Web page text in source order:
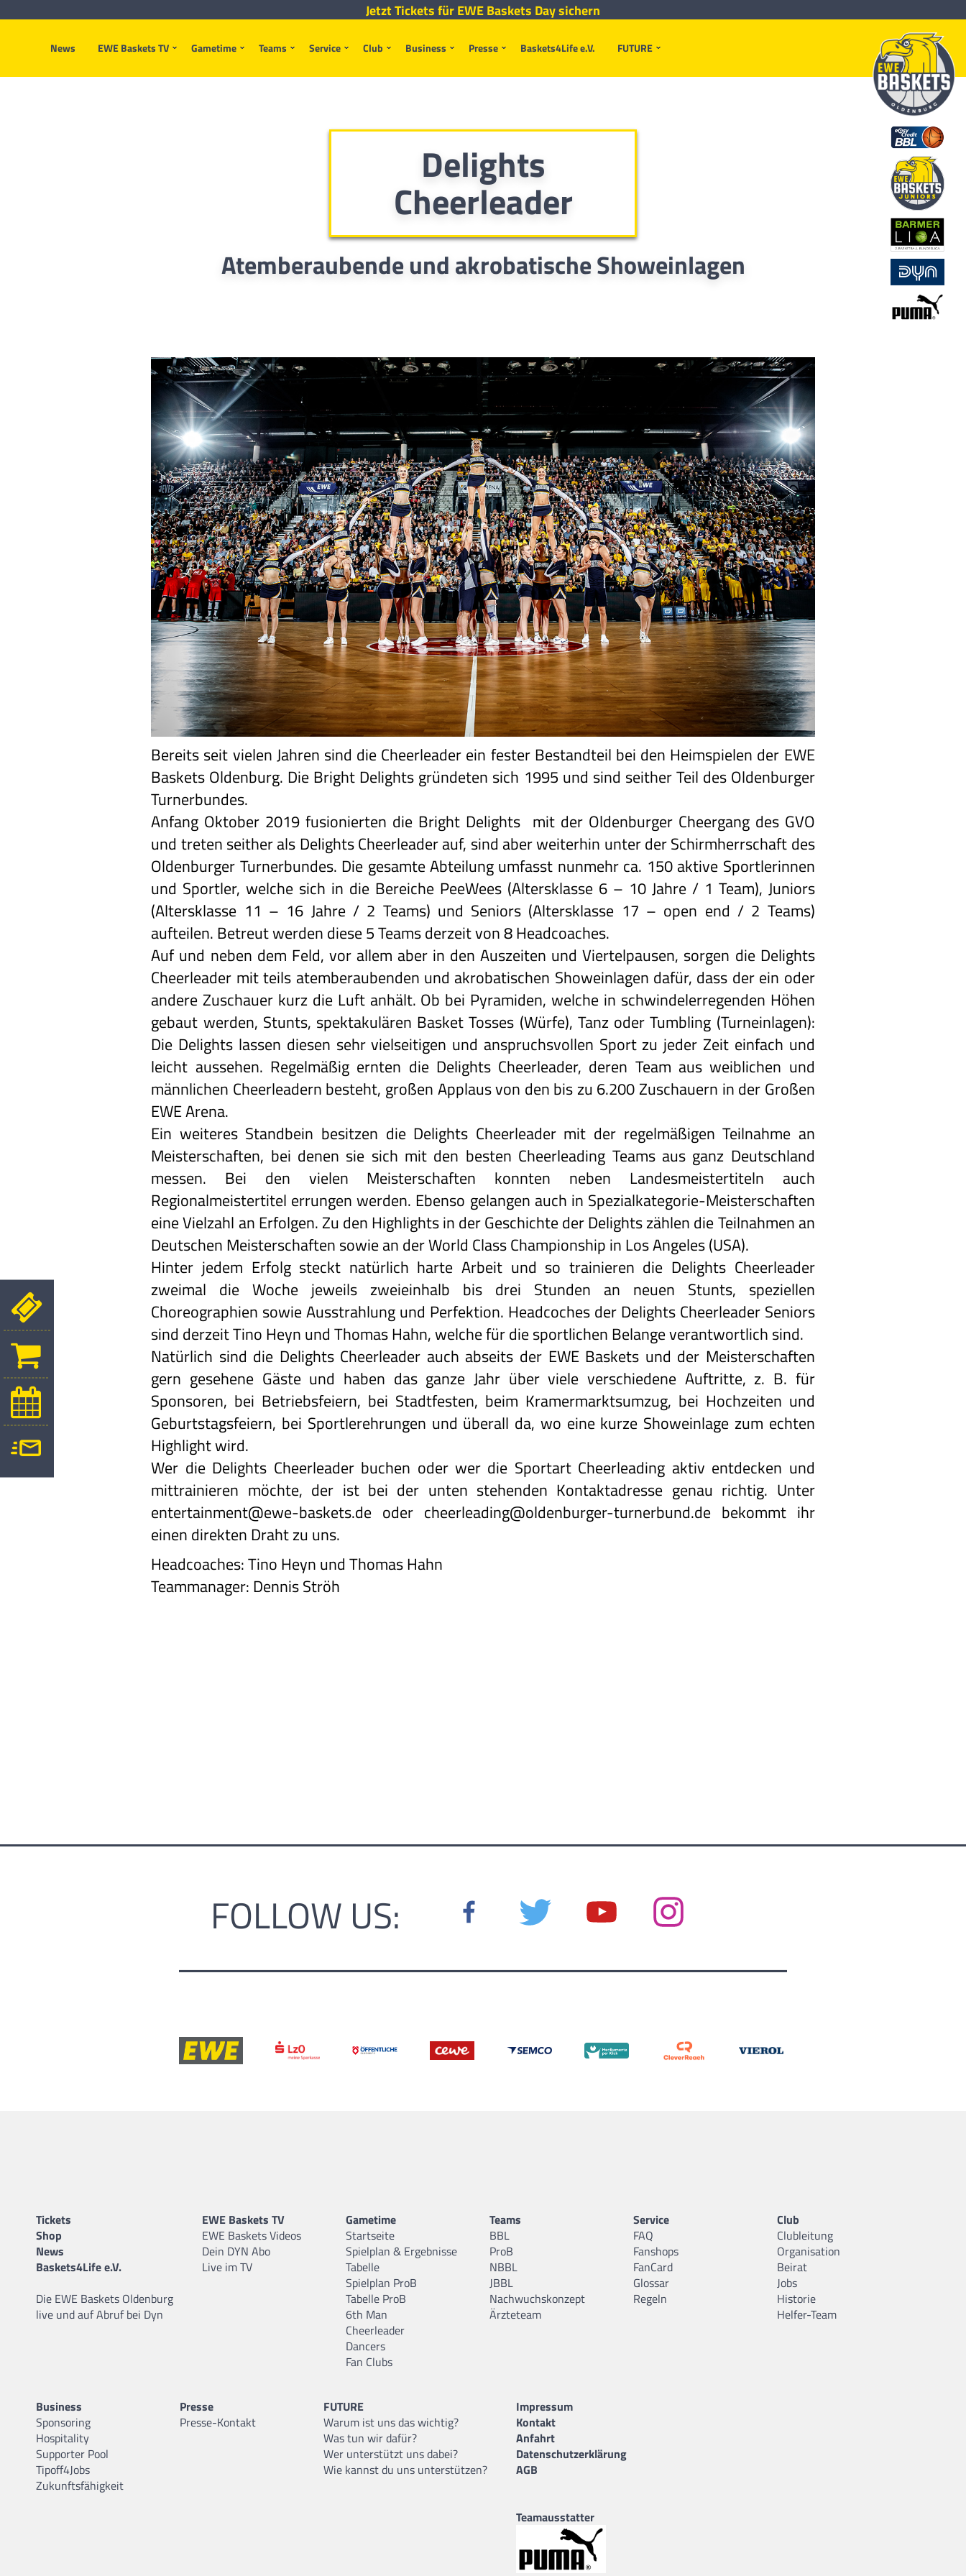
News EWE Baskets TV Gametime Teams Service Club Business Presse Baskets4Life e.V. FUTURE
Jetzt Tickets für EWE Baskets Day sichern
Delights
Cheerleader
Atemberaubende und akrobatische Showeinlagen
Bereits seit vielen Jahren sind die Cheerleader ein fester Bestandteil bei den Heimspielen der EWE
Baskets Oldenburg. Die Bright Delights gründeten sich 1995 und sind seither Teil des Oldenburger
Turnerbundes.
Anfang Oktober 2019 fusionierten die Bright Delights mit der Oldenburger Cheergang des GVO
und treten seither als Delights Cheerleader auf, sind aber weiterhin unter der Schirmherrschaft des
Oldenburger Turnerbundes. Die gesamte Abteilung umfasst nunmehr ca. 150 aktive Sportlerinnen
und Sportler, welche sich in die Bereiche PeeWees (Altersklasse 6 – 10 Jahre / 1 Team), Juniors
(Altersklasse 11 – 16 Jahre / 2 Teams) und Seniors (Altersklasse 17 – open end / 2 Teams)
aufteilen. Betreut werden diese 5 Teams derzeit von 8 Headcoaches.
Auf und neben dem Feld, vor allem aber in den Auszeiten und Viertelpausen, sorgen die Delights
Cheerleader mit teils atemberaubenden und akrobatischen Showeinlagen dafür, dass der ein oder
andere Zuschauer kurz die Luft anhält. Ob bei Pyramiden, welche in schwindelerregenden Höhen
gebaut werden, Stunts, spektakulären Basket Tosses (Würfe), Tanz oder Tumbling (Turneinlagen):
Die Delights lassen diesen sehr vielseitigen und anspruchsvollen Sport zu jeder Zeit einfach und
leicht aussehen. Regelmäßig ernten die Delights Cheerleader, deren Team aus weiblichen und
männlichen Cheerleadern besteht, großen Applaus von den bis zu 6.200 Zuschauern in der Großen
EWE Arena.
Ein weiteres Standbein besitzen die Delights Cheerleader mit der regelmäßigen Teilnahme an
Meisterschaften, bei denen sie sich mit den besten Cheerleading Teams aus ganz Deutschland
messen. Bei den vielen Meisterschaften konnten neben Landesmeistertiteln auch
Regionalmeistertitel errungen werden. Ebenso gelangen auch in Spezialkategorie-Meisterschaften
eine Vielzahl an Erfolgen. Zu den Highlights in der Geschichte der Delights zählen die Teilnahmen an
Deutschen Meisterschaften sowie an der World Class Championship in Los Angeles (USA).
Hinter jedem Erfolg steckt natürlich harte Arbeit und so trainieren die Delights Cheerleader
zweimal die Woche jeweils zweieinhalb bis drei Stunden an neuen Stunts, speziellen
Choreographien sowie Ausstrahlung und Perfektion. Headcoches der Delights Cheerleader Seniors
sind derzeit Tino Heyn und Thomas Hahn, welche für die sportlichen Belange verantwortlich sind.
Natürlich sind die Delights Cheerleader auch abseits der EWE Baskets und der Meisterschaften
gern gesehene Gäste und haben das ganze Jahr über viele verschiedene Auftritte, z. B. für
Sponsoren, bei Betriebsfeiern, bei Stadtfesten, beim Kramermarktsumzug, bei Hochzeiten und
Geburtstagsfeiern, bei Sportlerehrungen und überall da, wo eine kurze Showeinlage zum echten
Highlight wird.
Wer die Delights Cheerleader buchen oder wer die Sportart Cheerleading aktiv entdecken und
mittrainieren möchte, der ist bei der unten stehenden Kontaktadresse genau richtig. Unter
entertainment@ewe-baskets.de oder cheerleading@oldenburger-turnerbund.de bekommt ihr
einen direkten Draht zu uns.
Headcoaches: Tino Heyn und Thomas Hahn
Teammanager: Dennis Ströh
FOLLOW US:
Tickets
Shop
News
Baskets4Life e.V.
Die EWE Baskets Oldenburg
live und auf Abruf bei Dyn
EWE Baskets TV
EWE Baskets Videos
Dein DYN Abo
Live im TV
Gametime
Startseite
Spielplan & Ergebnisse
Tabelle
Spielplan ProB
Tabelle ProB
6th Man
Cheerleader
Dancers
Fan Clubs
Teams
BBL
ProB
NBBL
JBBL
Nachwuchskonzept
Ärzteteam
Service
FAQ
Fanshops
FanCard
Glossar
Regeln
Club
Clubleitung
Organisation
Beirat
Jobs
Historie
Helfer-Team
Business
Sponsoring
Hospitality
Supporter Pool
Tipoff4Jobs
Zukunftsfähigkeit
Presse
Presse-Kontakt
FUTURE
Warum ist uns das wichtig?
Was tun wir dafür?
Wer unterstützt uns dabei?
Wie kannst du uns unterstützen?
Impressum
Kontakt
Anfahrt
Datenschutzerklärung
AGB
Teamausstatter